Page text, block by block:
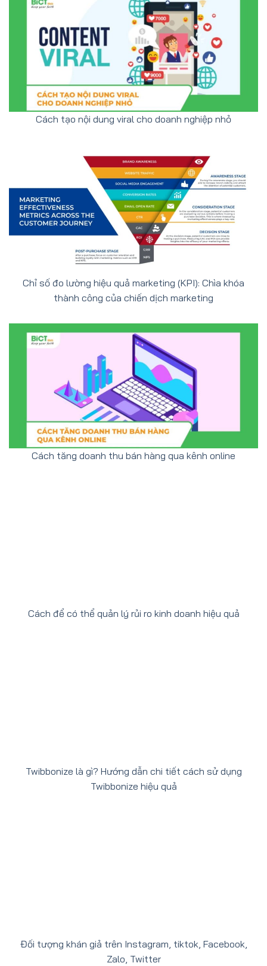
Cách tạo nội dung viral cho doanh nghiệp nhỏ
Chỉ số đo lường hiệu quả marketing (KPI): Chìa khóa
thành công của chiến dịch marketing
Cách tăng doanh thu bán hàng qua kênh online
Cách để có thể quản lý rủi ro kinh doanh hiệu quả
Twibbonize là gì? Hướng dẫn chi tiết cách sử dụng
Twibbonize hiệu quả
Đối tượng khán giả trên Instagram, tiktok, Facebook,
Zalo, Twitter